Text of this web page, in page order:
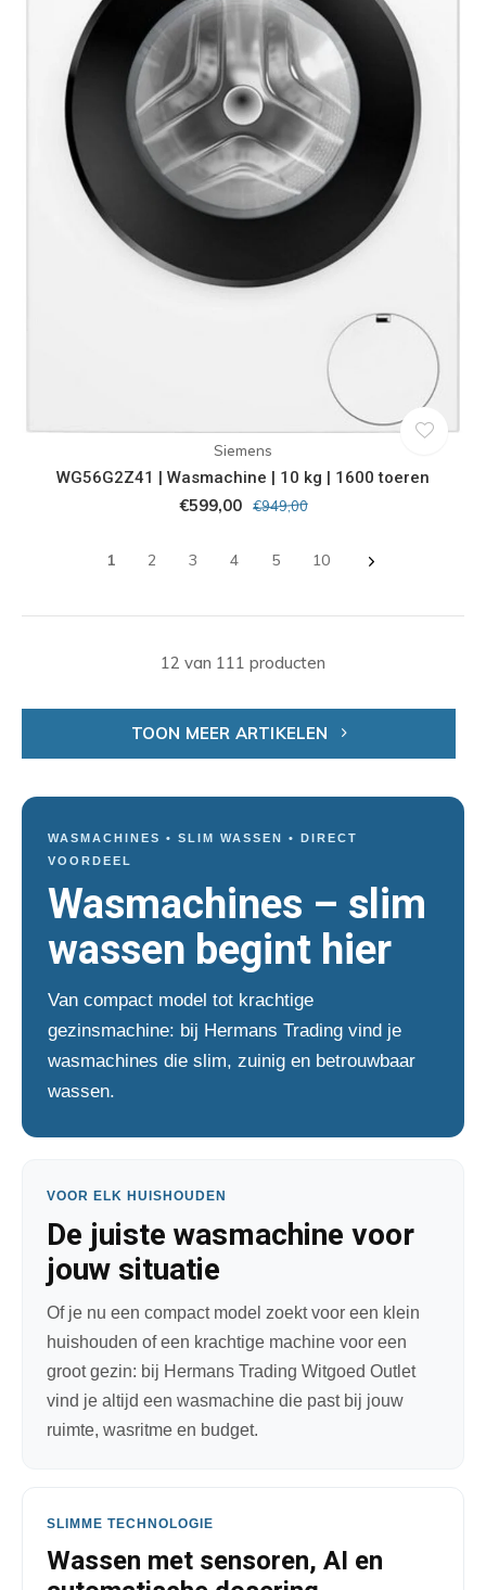
Siemens
WG56G2Z41 | Wasmachine | 10 kg | 1600 toeren
€599,00 €949,00
1 2 3 4 5 10
12 van 111 producten
TOON MEER ARTIKELEN
WASMACHINES • SLIM WASSEN • DIRECT
VOORDEEL
Wasmachines – slim
wassen begint hier
Van compact model tot krachtige
gezinsmachine: bij Hermans Trading vind je
wasmachines die slim, zuinig en betrouwbaar
wassen.
VOOR ELK HUISHOUDEN
De juiste wasmachine voor
jouw situatie
Of je nu een compact model zoekt voor een klein
huishouden of een krachtige machine voor een
groot gezin: bij Hermans Trading Witgoed Outlet
vind je altijd een wasmachine die past bij jouw
ruimte, wasritme en budget.
SLIMME TECHNOLOGIE
Wassen met sensoren, AI en